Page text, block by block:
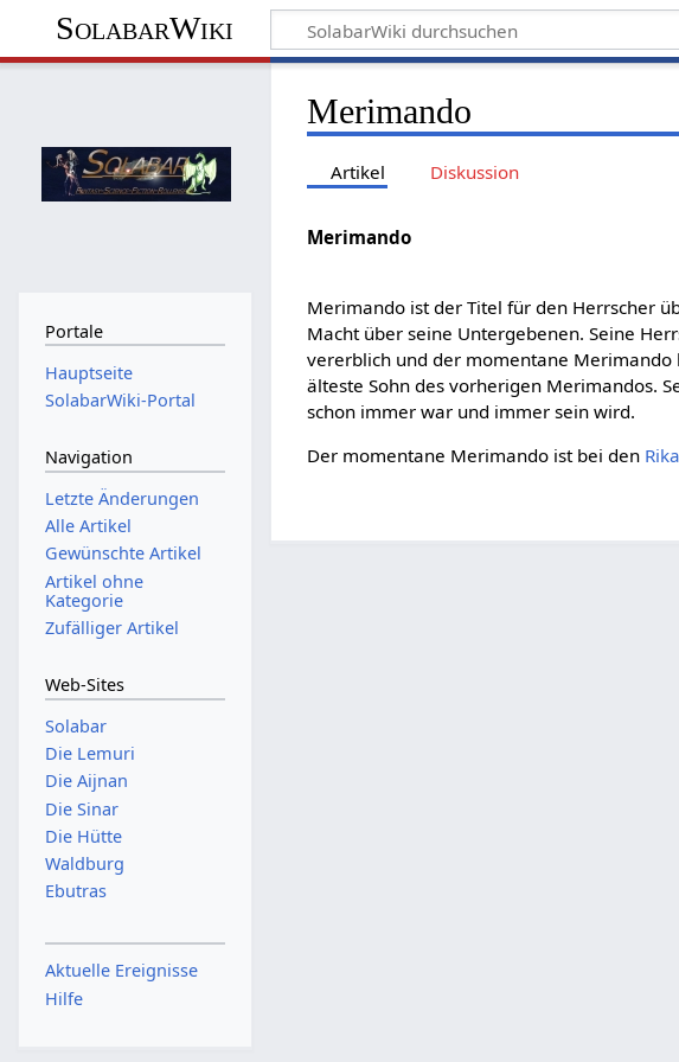
SolabarWiki
Merimando
Artikel Diskussion
Merimando
Merimando ist der Titel für den Herrscher
Macht über seine Untergebenen. Seine
vererblich und der momentane Merimando
älteste Sohn des vorherigen Merimandos.
schon immer war und immer sein wird.
Der momentane Merimando ist bei den
Portale
Hauptseite
SolabarWiki-Portal
Navigation
Letzte Änderungen
Alle Artikel
Gewünschte Artikel
Artikel ohne
Kategorie
Zufälliger Artikel
Web-Sites
Solabar
Die Lemuri
Die Aijnan
Die Sinar
Die Hütte
Waldburg
Ebutras
Aktuelle Ereignisse
Hilfe